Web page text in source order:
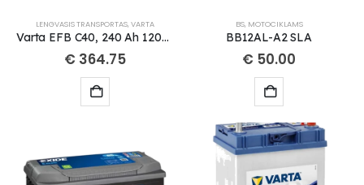
LENGVASIS TRANSPORTAS, VARTA
Varta EFB C40, 240 Ah 1200 A EN 12V
€ 364.75
BS, MOTOCIKLAMS
BB12AL-A2 SLA
€ 50.00